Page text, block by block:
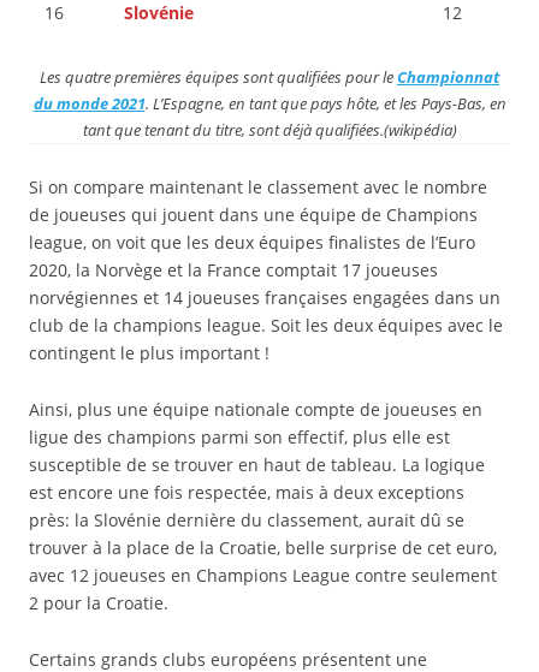
16
Slovénie 12
Les quatre premières équipes sont qualifiées pour leChampionnat
du monde 2021. L’Espagne, en tant que pays hôte, et les Pays-Bas, en
tant que tenant du titre, sont déjà qualifiées.(wikipédia)
Si on compare maintenant le classement avec le nombre
de joueuses qui jouent dans une équipe de Champions
league, on voit que les deux équipes finalistes de l’Euro
2020, la Norvège et la France comptait 17 joueuses
norvégiennes et 14 joueuses françaises engagées dans un
club de la champions league. Soit les deux équipes avec le
contingent le plus important !
Ainsi, plus une équipe nationale compte de joueuses en
ligue des champions parmi son effectif, plus elle est
susceptible de se trouver en haut de tableau. La logique
est encore une fois respectée, mais à deux exceptions
près: la Slovénie dernière du classement, aurait dû se
trouver à la place de la Croatie, belle surprise de cet euro,
avec 12 joueuses en Champions League contre seulement
2 pour la Croatie.
Certains grands clubs européens présentent une